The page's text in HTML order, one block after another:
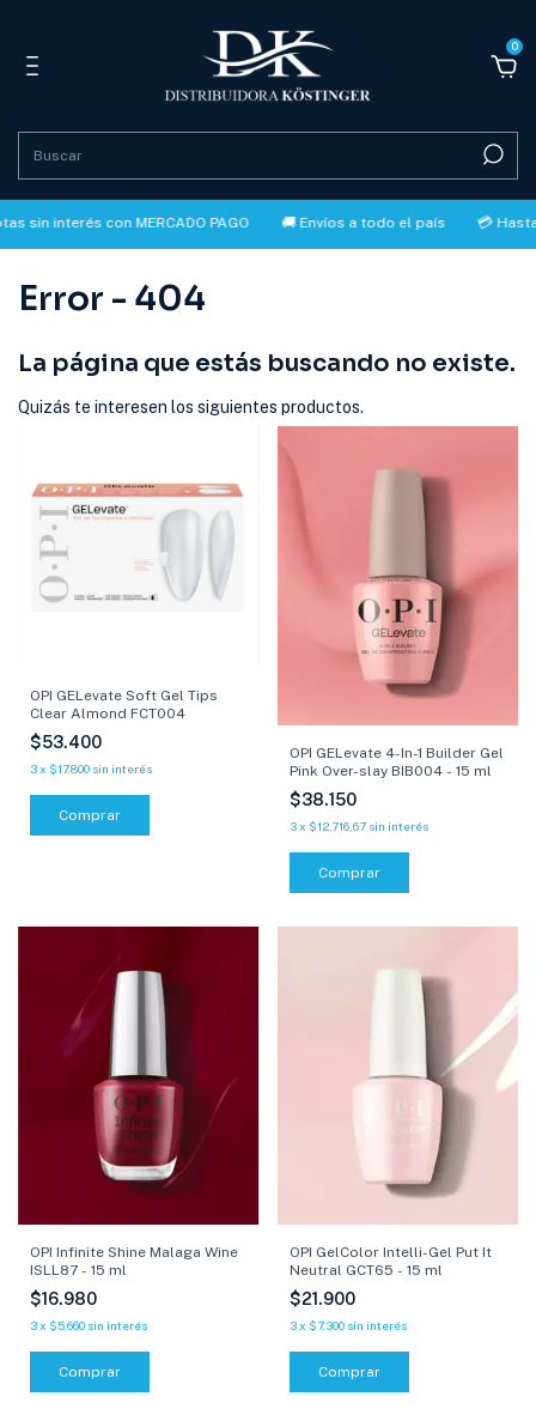
0
con MERCADO PAGO 🚚 Envíos a todo el país 💳 Hasta 3
Error - 404
La página que estás buscando no existe.
Quizás te interesen los siguientes productos.
OPI GELevate Soft Gel Tips
Clear Almond FCT004
$53.400
3x $17.800 sin interés
OPI GELevate 4-In-1 Builder Gel
Pink Over-slay BIB004 - 15 ml
$38.150
3 x $12.716,67 sin interés
OPI Infinite Shine Malaga Wine
ISLL87 - 15 ml
$16.980
3x $5.660 sin interés
Comprar
OPI GelColor Intelli-Gel Put It
Neutral GCT65 - 15 ml
$21.900
3 x $7.300 sin interés
Comprar